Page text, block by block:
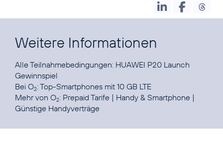
Weitere Informationen
Alle Teilnahmebedingungen: HUAWEI P20 Launch
Gewinnspiel
Bei O2:Top-Smartphones mit 10 GB LTE
Mehr von O2: Prepaid Tarife | Handy & Smartphone |
Günstige Handyverträge